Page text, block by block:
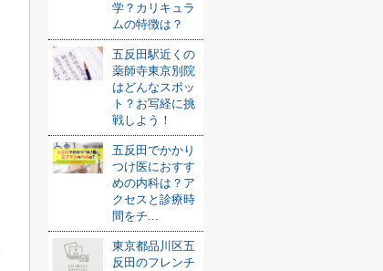
学？カリキュラ
ムの特徴は？
五反田駅近くの
薬師寺東京別院
はどんなスポッ
ト？お写経に挑
戦しよう！
五反田でかかり
つけ医におすす
めの内科は？ア
クセスと診療時
間をチ...
東京都品川区五
反田のフレンチ